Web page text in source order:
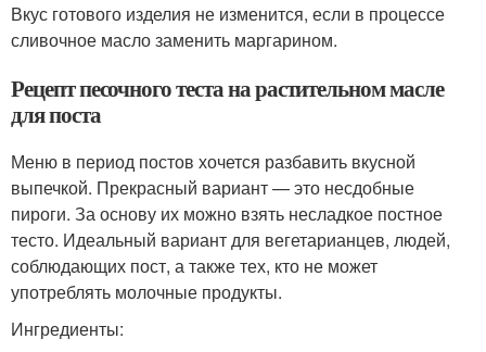
Вкус готового изделия не изменится, если в процессе
сливочное масло заменить маргарином.
Рецепт песочного теста на растительном масле
для поста
Меню в период постов хочется разбавить вкусной
выпечкой. Прекрасный вариант — это несдобные
пироги. За основу их можно взять несладкое постное
тесто. Идеальный вариант для вегетарианцев, людей,
соблюдающих пост, а также тех, кто не может
употреблять молочные продукты.
Ингредиенты: